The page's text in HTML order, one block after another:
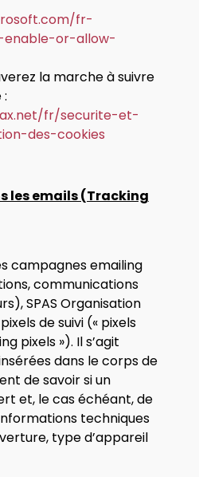
fr-
or-allow-
la marche à suivre
fr/securite-et-
des-cookies
les emails (Tracking
campagnes emailing
communications
SPAS Organisation
de suivi (« pixels
pixels »). Il s’agit
dans le corps de
de savoir si un
et, le cas échéant, de
techniques
type d’appareil